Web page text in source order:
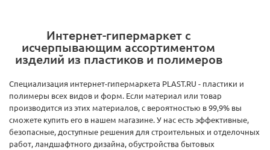
Интернет-гипермаркет с
исчерпывающим ассортиментом
изделий из пластиков и полимеров
Специализация интернет-гипермаркета PLAST.RU - пластики и
полимеры всех видов и форм. Если материал или товар
производится из этих материалов, с вероятностью в 99,9% вы
сможете купить его в нашем магазине. У нас есть эффективные,
безопасные, доступные решения для строительных и отделочных
работ, ландшафтного дизайна, обустройства бытовых